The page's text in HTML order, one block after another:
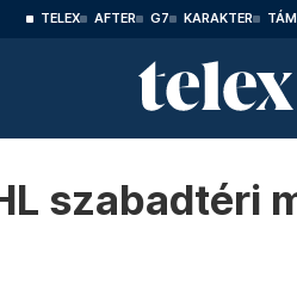
TELEX AFTER G7 KARAKTER
szabadtéri